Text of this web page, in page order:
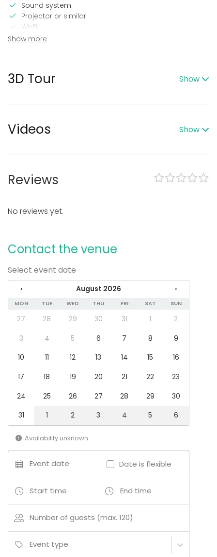
Sound system
Projector or similar
Wi-Fi
CD / DVD player
Terrace
Equipment
Dinnerware
Party
Dinner / Lunch
Conference / Seminar
Fair / Exhibition
Performance / Show
Recreation
Experience / Activity
Paintball / Laser tag
Outdoor activities
Additional information about activities
Monenlaisia risteilyjä saariston eri kohteisisiin kuten
viinitilalle, vierasvenesatamien viehättäviin
ravintoloihin, maatiloille, Naantalin
vanhaankaupunkiin ja erimittaisia tuulahduksia
Show more
3D Tour Show
Videos Show
Reviews
No reviews yet.
Contact the venue
Select event date
‹ August 2026 ›
MON TUE WED THU FRI SAT SUN
27 28 29 30 31 1
2
3
4 5 6 7 8
9
10
11 12 13 14 15
16
17
18 19 20 21 22
23
24
25 26 27 28 29
30
31
1 2 3 4 5 6
Availability unknown
Event date Date is flexible
Start time End time
Number of guests (max. 120)
Event type